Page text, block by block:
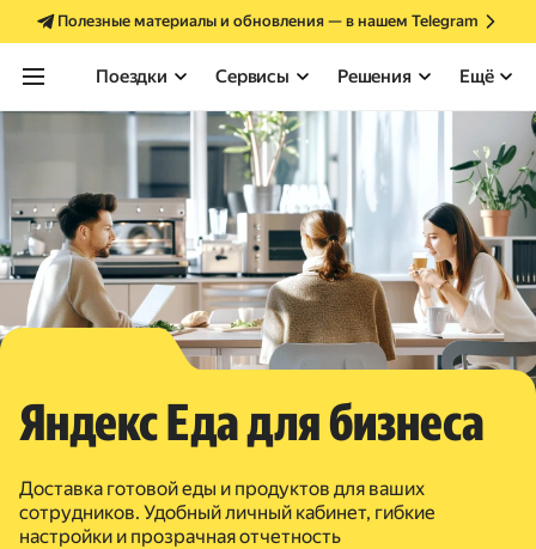
Полезные материалы и обновления — в нашем Telegram
Поездки Сервисы Решения Ещё
Яндекс Еда для бизнеса
Доставка готовой еды и продуктов для ваших
сотрудников. Удобный личный кабинет, гибкие
настройки и прозрачная отчетность